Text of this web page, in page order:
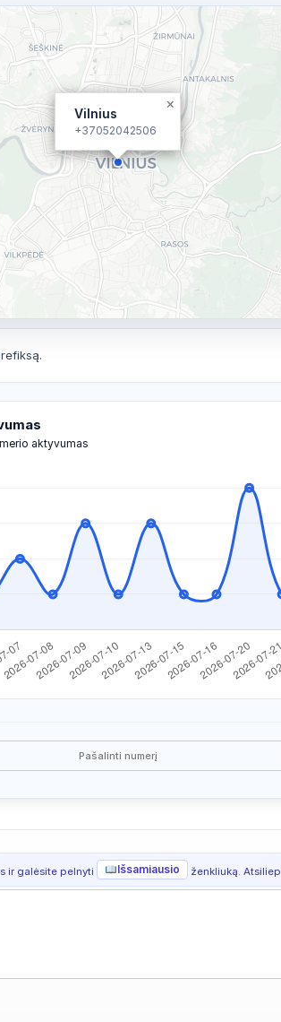
Vilnius
+37052042506
×
aktyvumas
Pašalinti numerį
ir galėsite pelnyti Išsamiausio ženkliuką.